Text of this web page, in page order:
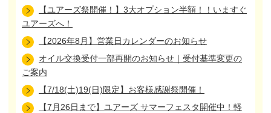
【ユアーズ祭開催！】3大オプション半額！！いますぐ
ユアーズへ！
【2026年8月】営業日カレンダーのお知らせ
オイル交換受付一部再開のお知らせ｜受付基準変更の
ご案内
【7/18(土)19(日)限定】お客様感謝祭開催！
【7月26日まで】ユアーズ サマーフェスタ開催中！軽